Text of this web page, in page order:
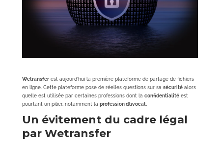
Wetransferest aujourd’hui la première plateforme de partage de fichiers
en ligne. Cette plateforme pose de réelles questions sur sa sécuritéalors
qu’elle est utilisée par certaines professions dont la confidentialitéest
pourtant un pilier, notamment la profession d’avocat.
Un évitement du cadre légal
par Wetransfer